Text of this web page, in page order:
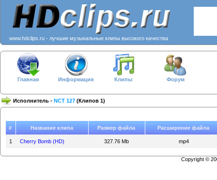
www.hdclips.ru - лучшие музыкальные клипы высокого качества
Главная Информация Клипы Форум
Исполнитель - NCT 127 (Клипов 1)
# Название клипа Размер файла Расширение файла
1 Cherry Bomb (HD) 327.76 Mb mp4
Copyright ©